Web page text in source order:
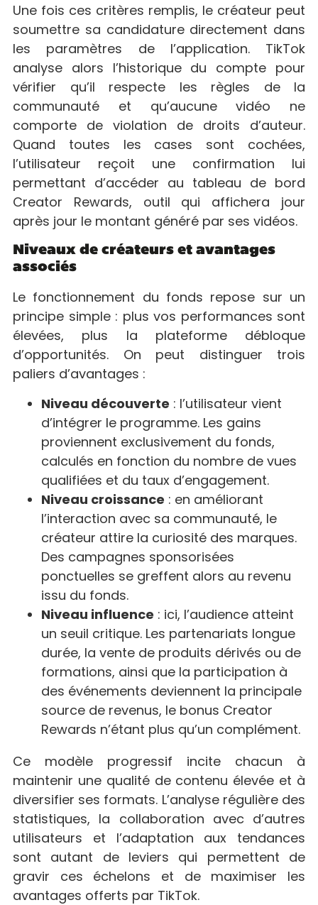
Une fois ces critères remplis, le créateur peut
soumettre sa candidature directement dans
les paramètres de l’application. TikTok
analyse alors l’historique du compte pour
vérifier qu’il respecte les règles de la
communauté et qu’aucune vidéo ne
comporte de violation de droits d’auteur.
Quand toutes les cases sont cochées,
l’utilisateur reçoit une confirmation lui
permettant d’accéder au tableau de bord
Creator Rewards, outil qui affichera jour
après jour le montant généré par ses vidéos.
Niveaux de créateurs et avantages
associés
Le fonctionnement du fonds repose sur un
principe simple : plus vos performances sont
élevées, plus la plateforme débloque
d’opportunités. On peut distinguer trois
paliers d’avantages :
Niveau découverte : l’utilisateur vient
d’intégrer le programme. Les gains
proviennent exclusivement du fonds,
calculés en fonction du nombre de vues
qualifiées et du taux d’engagement.
Niveau croissance : en améliorant
l’interaction avec sa communauté, le
créateur attire la curiosité des marques.
Des campagnes sponsorisées
ponctuelles se greffent alors au revenu
issu du fonds.
Niveau influence : ici, l’audience atteint
un seuil critique. Les partenariats longue
durée, la vente de produits dérivés ou de
formations, ainsi que la participation à
des événements deviennent la principale
source de revenus, le bonus Creator
Rewards n’étant plus qu’un complément.
Ce modèle progressif incite chacun à
maintenir une qualité de contenu élevée et à
diversifier ses formats. L’analyse régulière des
statistiques, la collaboration avec d’autres
utilisateurs et l’adaptation aux tendances
sont autant de leviers qui permettent de
gravir ces échelons et de maximiser les
avantages offerts par TikTok.